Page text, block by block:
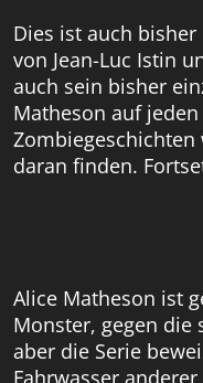
Dies ist auch
von Jean-Luc Istin
auch sein bisher
Matheson auf
daran finden.
Alice Matheson ist
Monster, gegen die
aber die Serie